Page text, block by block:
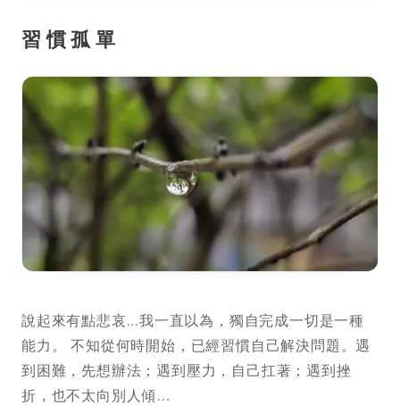
習慣孤單
說起來有點悲哀...我一直以為，獨自完成一切是一種
能力。 不知從何時開始，已經習慣自己解決問題。遇
到困難，先想辦法；遇到壓力，自己扛著；遇到挫
折，也不太向別人傾…